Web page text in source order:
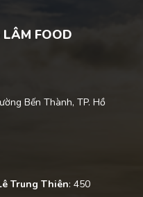
PHÚ MỸ HƯNG”
NONGLAMFOOD
TẠI HỘI CHỢ TRIỂN
GÒN (SECC)
Khởi Nghiệp Từ Kết
LÂM FOOD
Bến Thành, TP. Hồ
Trung Thiên: 450